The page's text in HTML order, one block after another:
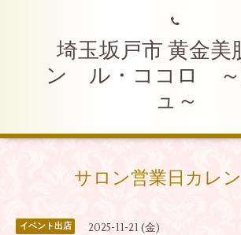
埼玉坂戸市 黄金美
ン ル・ココロ ～
ュ～
サロン営業日カレ
イベント出店 2025-11-21 (金)